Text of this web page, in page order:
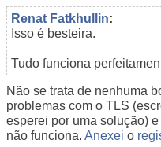
Renat Fatkhullin:
Isso é besteira.
Tudo funciona
Não se trata de nenhuma
problemas com o TLS
esperei por uma solução)
não funciona. Anexei o